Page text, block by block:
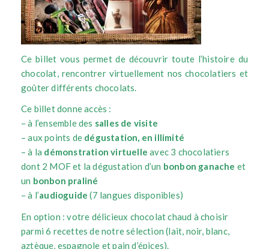
Ce billet vous permet de découvrir toute l’histoire du
chocolat, rencontrer virtuellement nos chocolatiers et
goûter différents chocolats.
Ce billet donne accès :
– à l’ensemble des salles de visite
– aux points de dégustation, en illimité
– à la démonstration virtuelle avec 3 chocolatiers
dont 2 MOF et la dégustation d’un bonbon ganache et
un bonbon praliné
– à l’audioguide (7 langues disponibles)
En option : votre délicieux chocolat chaud à choisir
parmi 6 recettes de notre sélection (lait, noir, blanc,
aztèque, espagnole et pain d’épices).